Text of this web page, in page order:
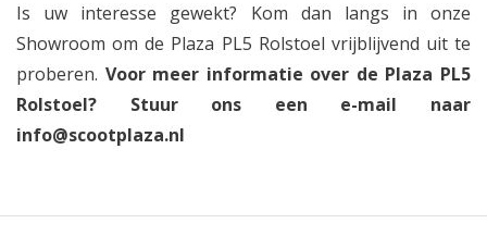
Is uw interesse gewekt? Kom dan langs in onze
Showroom om de Plaza PL5 Rolstoel vrijblijvend uit te
proberen. Voor meer informatie over de Plaza PL5
Rolstoel? Stuur ons een e-mail naar
info@scootplaza.nl